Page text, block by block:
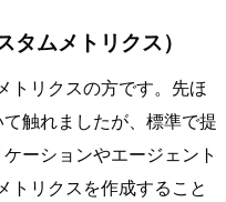
ムメトリクス）
トリクスの方です。先ほ
触れましたが、標準で提
ーションやエージェント
トリクスを作成すること